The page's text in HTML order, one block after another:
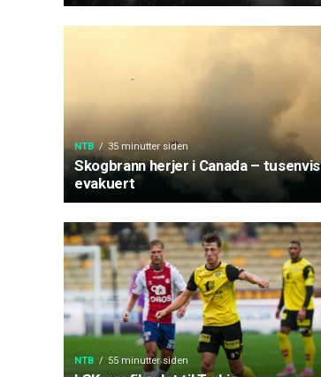
NTB 35 minutter siden
Skogbrann herjer i Canada – tusenvis
evakuert
NTB 55 minutter siden